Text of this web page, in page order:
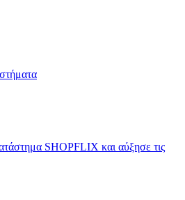
SHOPFLIX και αύξησε τις